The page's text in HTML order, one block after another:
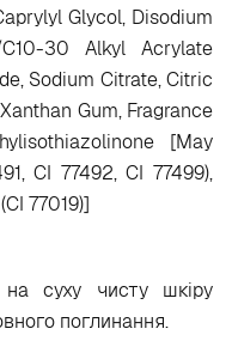
Glycol, Disodium
30 Alkyl Acrylate
Sodium Citrate, Citric
Gum, Fragrance
[May
CI 77492, CI 77499),
77019)]
на суху чисту шкіру
поглинання.